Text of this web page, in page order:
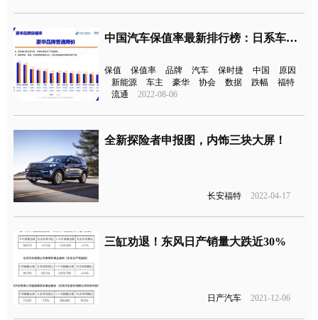
中国汽车保值率最新排行榜：日系车企全线下滑
保值 保值率 品牌 汽车 保时捷 中国
原因
新能源
车主 豪华 协会 数据 跌幅
福特
流通
2022-08-06
全新探险者申报图，内饰三块大屏！
长安福特 2022-04-17
三缸劝退！东风日产销量大跌近30%
日产汽车 2021-12-06